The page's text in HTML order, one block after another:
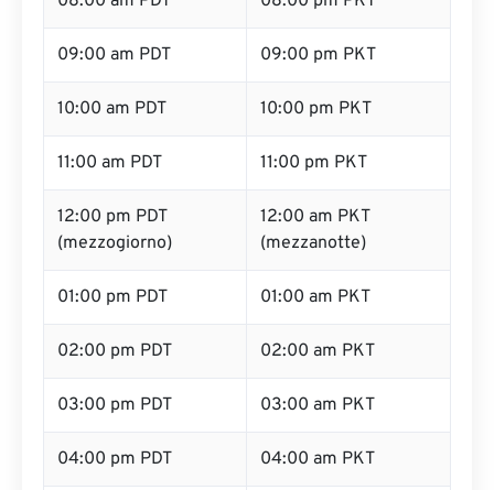
09:00 am PDT 09:00 pm PKT
10:00 am PDT 10:00 pm PKT
11:00 am PDT 11:00 pm PKT
12:00 pm PDT
(mezzogiorno)
12:00 am PKT
(mezzanotte)
01:00 pm PDT 01:00 am PKT
02:00 pm PDT 02:00 am PKT
03:00 pm PDT 03:00 am PKT
04:00 pm PDT 04:00 am PKT